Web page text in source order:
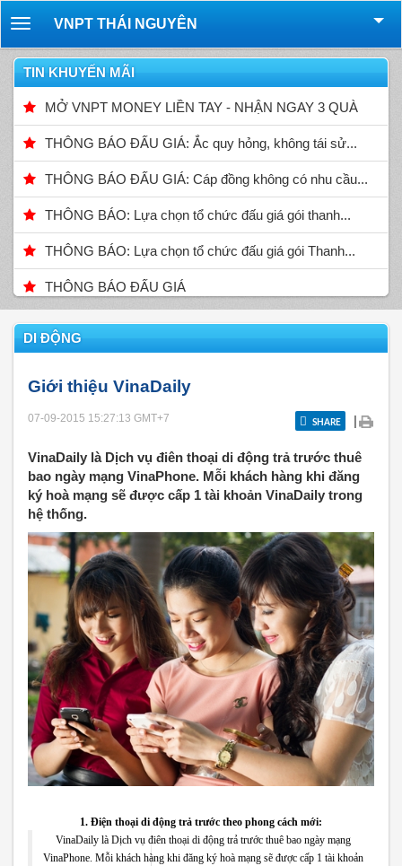
Toggle
navigation
VNPT THÁI NGUYÊN
TIN KHUYẾN MÃI
MỞ VNPT MONEY LIỀN TAY - NHẬN NGAY 3 QUÀ
THÔNG BÁO ĐẤU GIÁ: Ắc quy hỏng, không tái sử...
THÔNG BÁO ĐẤU GIÁ: Cáp đồng không có nhu cầu...
THÔNG BÁO: Lựa chọn tổ chức đấu giá gói thanh...
THÔNG BÁO: Lựa chọn tổ chức đấu giá gói Thanh...
THÔNG BÁO ĐẤU GIÁ
DI ĐỘNG
Giới thiệu VinaDaily
07-09-2015 15:27:13 GMT+7 SHARE |
VinaDaily là Dịch vụ điên thoại di động trả trước thuê
bao ngày mạng VinaPhone. Mỗi khách hàng khi đăng
ký hoà mạng sẽ được cấp 1 tài khoản VinaDaily trong
hệ thống.
1. Điện thoại di động trả trước theo phong cách mới:
VinaDaily là Dịch vụ điên thoại di động trả trước thuê bao ngày mạng
VinaPhone. Mỗi khách hàng khi đăng ký hoà mạng sẽ được cấp 1 tài khoản